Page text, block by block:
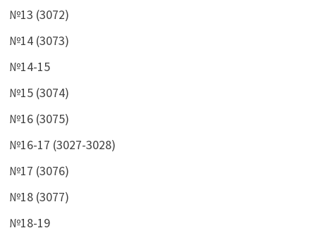
№13 (3072)
№14 (3073)
№14-15
№15 (3074)
№16 (3075)
№16-17 (3027-3028)
№17 (3076)
№18 (3077)
№18-19